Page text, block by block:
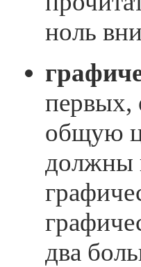
ноль
первых,
общую
должны
два